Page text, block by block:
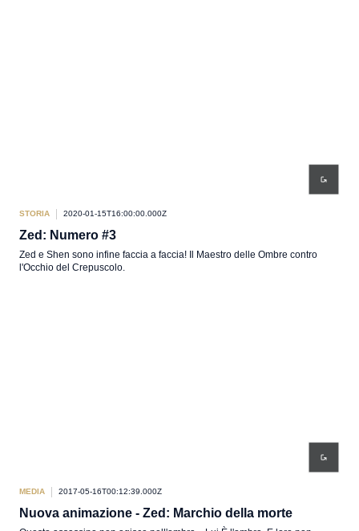
STORIA 2020-01-15T16:00:00.000Z
Zed: Numero #3
Zed e Shen sono infine faccia a faccia! Il Maestro delle Ombre contro
l'Occhio del Crepuscolo.
MEDIA 2017-05-16T00:12:39.000Z
Nuova animazione - Zed: Marchio della morte